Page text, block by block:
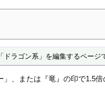
ドラゴン系」を編集するページ
」、または『竜』の印で1.5